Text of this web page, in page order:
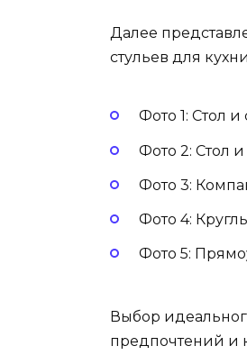
Далее
стульев для
Фото 1: Стол
Фото 2: Стол
Фото 3:
Фото 4:
Фото 5:
Выбор
предпочтений и